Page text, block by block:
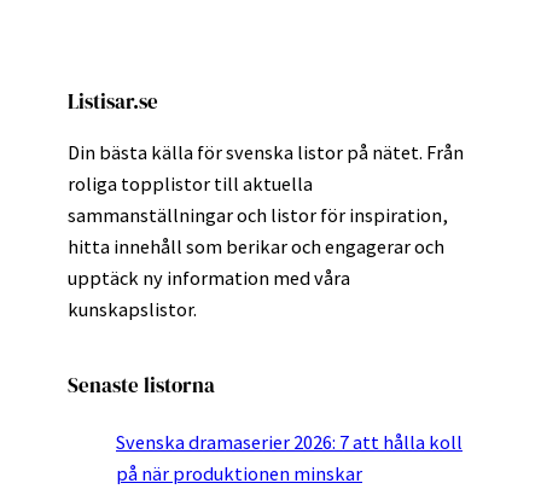
Listisar.se
Din bästa källa för svenska listor på nätet. Från
roliga topplistor till aktuella
sammanställningar och listor för inspiration,
hitta innehåll som berikar och engagerar och
upptäck ny information med våra
kunskapslistor.
Senaste listorna
Svenska dramaserier 2026: 7 att hålla koll
på när produktionen minskar